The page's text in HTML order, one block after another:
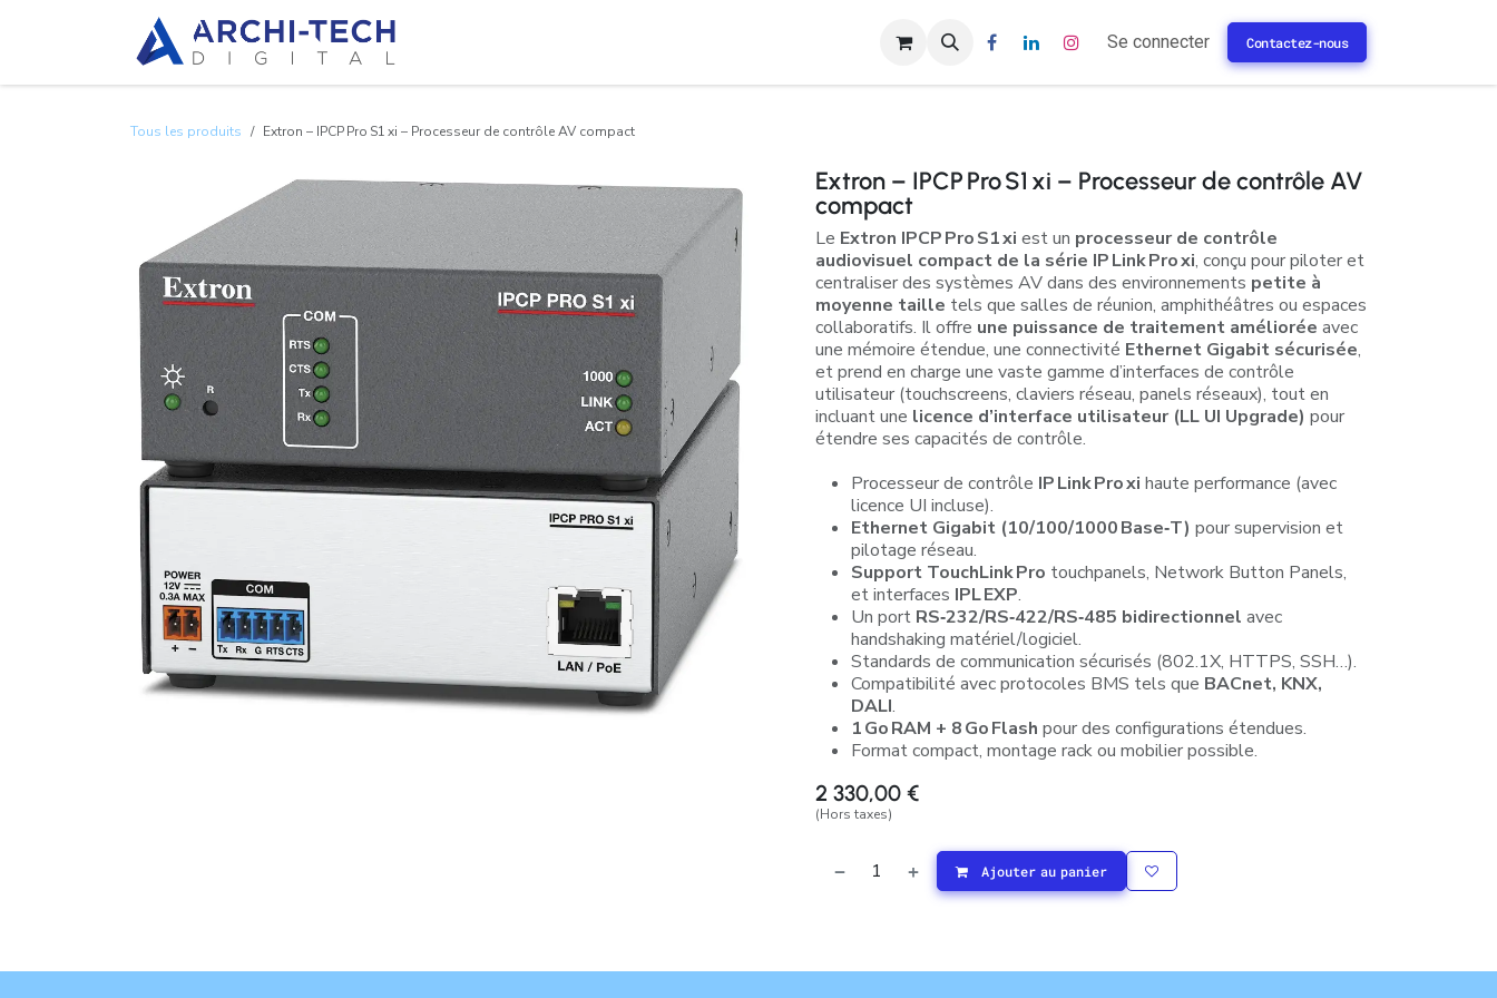
Rendez-vous Se connecter Contactez-nous
Tous les produits Extron – IPCP Pro S1 xi – Processeur de contrôle AV compact
Extron – IPCP Pro S1 xi – Processeur de contrôle AV
compact
Le Extron IPCP Pro S1 xi est un processeur de contrôle
audiovisuel compact de la série IP Link Pro xi, conçu pour piloter et
centraliser des systèmes AV dans des environnements petite à
moyenne taille tels que salles de réunion, amphithéâtres ou espaces
collaboratifs. Il offre une puissance de traitement améliorée avec
une mémoire étendue, une connectivité Ethernet Gigabit sécurisée,
et prend en charge une vaste gamme d’interfaces de contrôle
utilisateur (touchscreens, claviers réseau, panels réseaux), tout en
incluant une licence d’interface utilisateur (LL UI Upgrade) pour
étendre ses capacités de contrôle.
Processeur de contrôle IP Link Pro xi haute performance (avec
licence UI incluse).
Ethernet Gigabit (10/100/1000 Base‑T) pour supervision et
pilotage réseau.
Support TouchLink Pro touchpanels, Network Button Panels,
et interfaces IPL EXP.
Un port RS‑232/RS‑422/RS‑485 bidirectionnel avec
handshaking matériel/logiciel.
Standards de communication sécurisés (802.1X, HTTPS, SSH…).
Compatibilité avec protocoles BMS tels que BACnet, KNX,
DALI.
1 Go RAM + 8 Go Flash pour des configurations étendues.
Format compact, montage rack ou mobilier possible.
2 330,00 €
(Hors taxes)
Ajouter au panier